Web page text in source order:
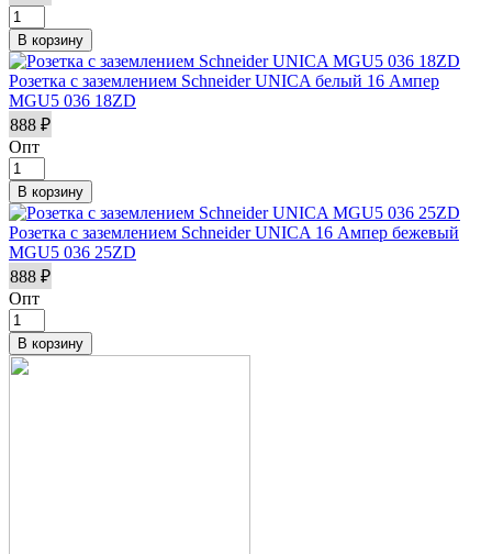
Розетка с заземлением Schneider UNICA белый 16 Ампер
MGU5 036 18ZD
888 ₽
Опт
Розетка с заземлением Schneider UNICA 16 Ампер бежевый
MGU5 036 25ZD
888 ₽
Опт